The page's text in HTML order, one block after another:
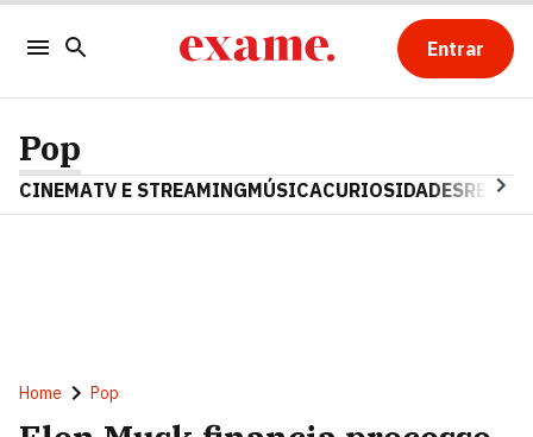
Entrar
Pop
CINEMATV E STREAMINGMÚSICACURIOSIDADES
Home Pop